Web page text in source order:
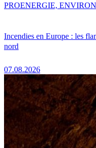
Incendies en Europe : les
nord
07.08.2026
PROENERGIE,